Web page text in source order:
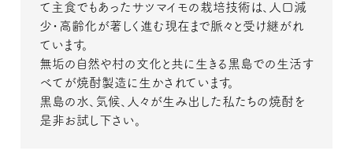
て主食でもあったサツマイモの栽培技術は、人口減
少・高齢化が著しく進む現在まで脈々と受け継がれ
ています。
無垢の自然や村の文化と共に生きる黒島での生活す
べてが焼酎製造に生かされています。
黒島の水、気候、人々が生み出した私たちの焼酎を
是非お試し下さい。